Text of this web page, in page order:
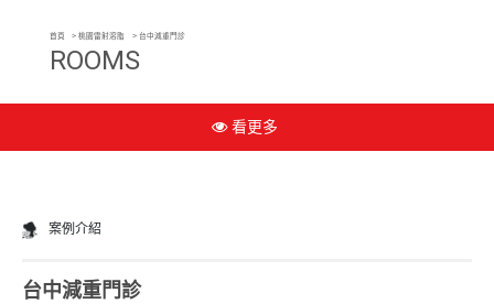
首頁 桃園雷射溶脂 台中減重門診
ROOMS
看更多
案例介紹
台中減重門診